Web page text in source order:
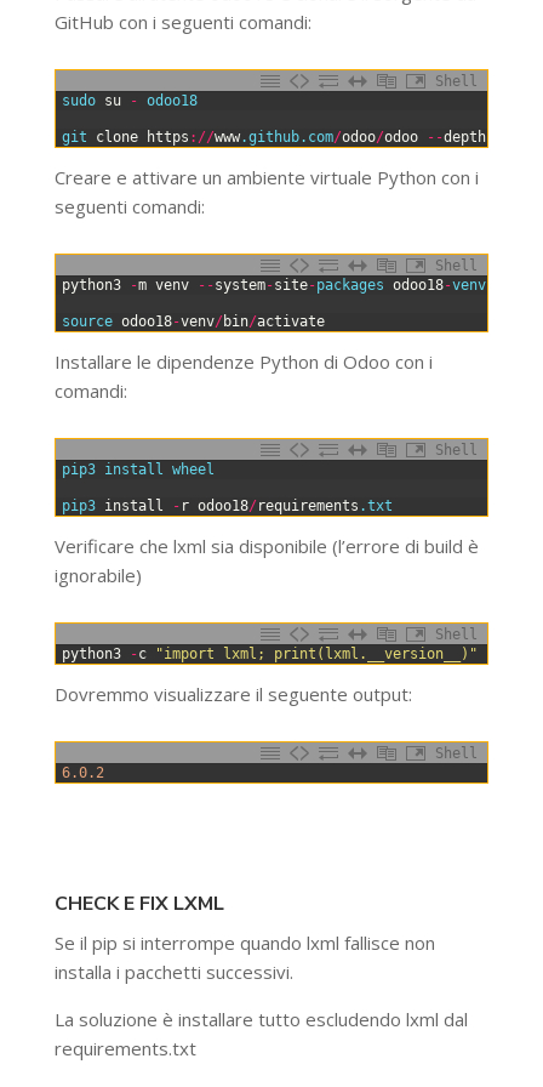
GitHub con i seguenti comandi:
Shell
sudo su - odoo18
git clone https : //www.github.com/odoo/odoo --depth
Creare e attivare un ambiente virtuale Python con i
seguenti comandi:
Shell
python3 -m venv --system-site-packages odoo18-venv
source odoo18-venv/ bin/activate
Installare le dipendenze Python di Odoo con i
comandi:
Shell
pip3 install wheel
pip3 install - r odoo18/ requirements .txt
Verificare che lxml sia disponibile (l’errore di build è
ignorabile)
Shell
python3 -c "import lxml; print(lxml.__version__)"
Dovremmo visualizzare il seguente output:
Shell
6.0.2
CHECK E FIX LXML
Se il pip si interrompe quando lxml fallisce non
installa i pacchetti successivi.
La soluzione è installare tutto escludendo lxml dal
requirements.txt